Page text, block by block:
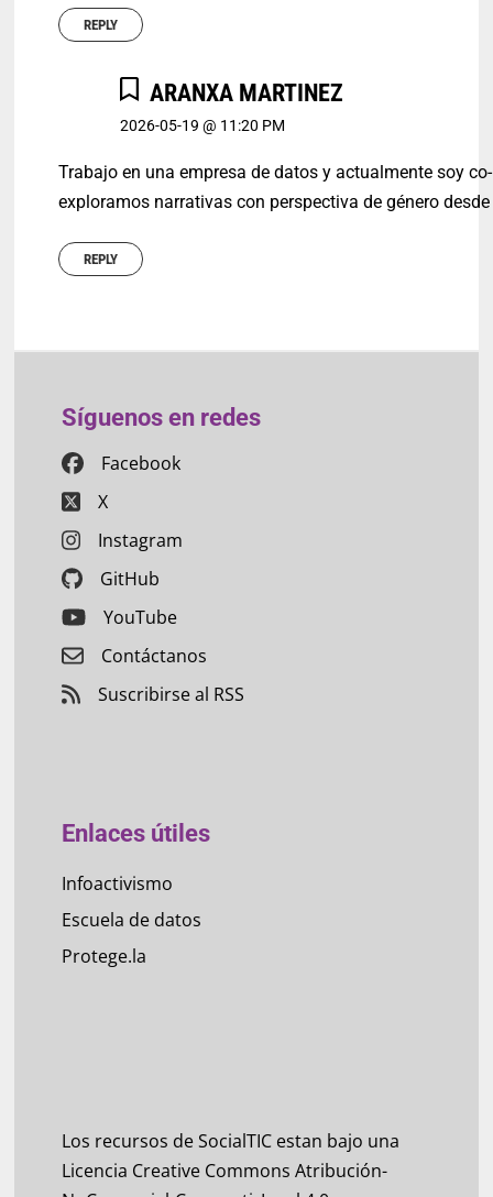
REPLY
ARANXA MARTINEZ
2026-05-19 @ 11:20 PM
Trabajo en una empresa de datos y actualmente soy
exploramos narrativas con perspectiva de género
REPLY
Síguenos en redes
Facebook
X
Instagram
GitHub
YouTube
Contáctanos
Suscribirse al RSS
Enlaces útiles
Infoactivismo
Escuela de datos
Protege.la
Los recursos de SocialTIC estan bajo una
Licencia Creative Commons Atribución-